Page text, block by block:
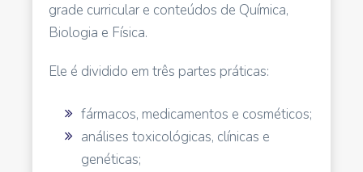
grade curricular e conteúdos de Química,
Biologia e Física.
Ele é dividido em três partes práticas:
fármacos, medicamentos e cosméticos;
análises toxicológicas, clínicas e
genéticas;